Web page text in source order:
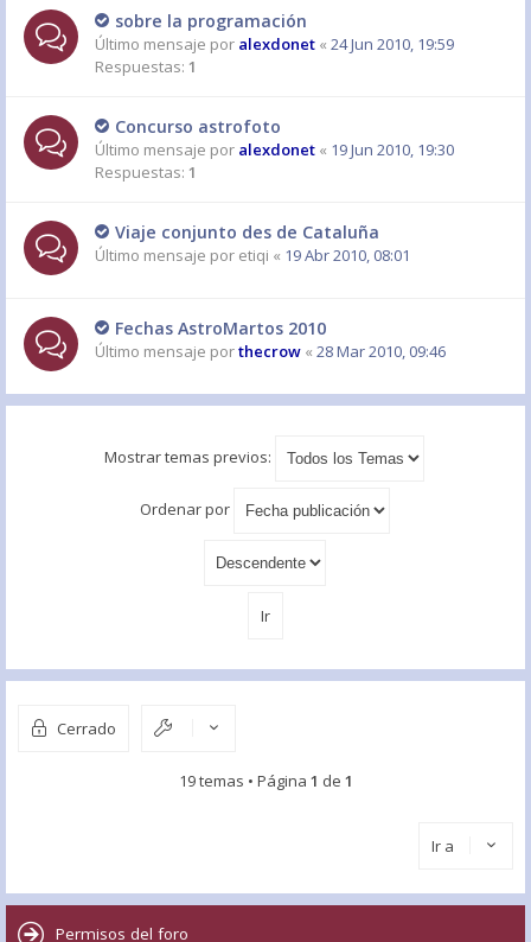
sobre la programación
Último mensaje por alexdonet « 24 Jun 2010, 19:59
Respuestas: 1
Concurso astrofoto
Último mensaje por alexdonet « 19 Jun 2010, 19:30
Respuestas: 1
Viaje conjunto des de Cataluña
Último mensaje por etiqi « 19 Abr 2010, 08:01
Fechas AstroMartos 2010
Último mensaje porthecrow « 28 Mar 2010, 09:46
Mostrar temas previos:
Ordenar por
Cerrado
19 temas • Página 1 de 1
Ir a
Permisos del foro